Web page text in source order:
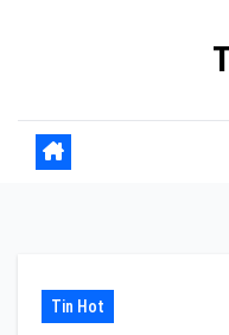
Tin Hot